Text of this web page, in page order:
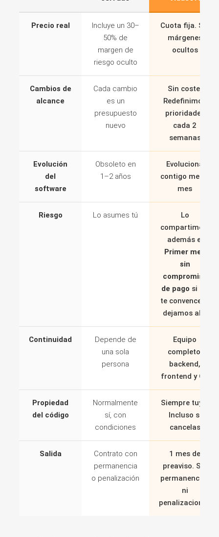
Precio real
Incluye un 30–
50% de
margen de
riesgo oculto
Cuota fija. Sin
márgenes
ocultos
Cambios de
alcance
Cada cambio
es un
presupuesto
nuevo
Sin coste.
Redefinimos
prioridades
cada 2
semanas
Evolución
del
software
Obsoleto en
1–2 años
Evoluciona
contigo mes a
mes
Riesgo Lo asumes tú
Lo
compartimos,
además el
Primer mes
sin
compromiso
de pago si no
te convence lo
dejamos ahí.
Continuidad
Depende de
una sola
persona
Equipo
completo:
backend,
frontend y QA
Propiedad
del código
Normalmente
sí, con
condiciones
Siempre tuyo.
Incluso si
cancelas
Salida
Contrato con
permanencia
o penalización
1 mes de
preaviso. Sin
permanencias
ni
penalizaciones